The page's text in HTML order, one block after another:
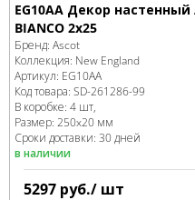
EG10AA Декор настенный
BIANCO 2x25
Бренд: Ascot
Коллекция: New England
Артикул: EG10AA
Код товара: SD-261286-99
В коробке: 4 шт,
Размер: 250x20 мм
Сроки доставки: 30 дней
в наличии
5297 руб./ шт